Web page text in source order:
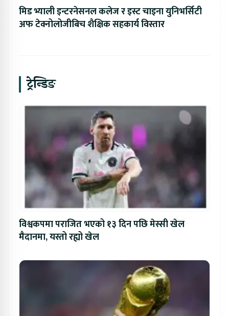
मिड भ्याली इन्टरनेसनल कलेज र इस्ट चाइना युनिभर्सिटी
अफ टेक्नोलोजीबिच शैक्षिक सहकार्य विस्तार
ट्रेन्डिङ
विश्वकपमा पराजित भएको १३ दिन पछि मेस्सी खेल
मैदानमा, यस्तो रह्यो खेल